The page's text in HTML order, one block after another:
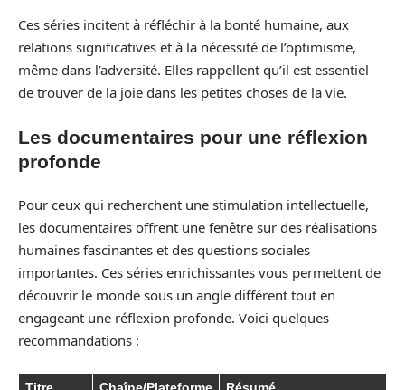
Ces séries incitent à réfléchir à la bonté humaine, aux
relations significatives et à la nécessité de l’optimisme,
même dans l’adversité. Elles rappellent qu’il est essentiel
de trouver de la joie dans les petites choses de la vie.
Les documentaires pour une réflexion
profonde
Pour ceux qui recherchent une stimulation intellectuelle,
les documentaires offrent une fenêtre sur des réalisations
humaines fascinantes et des questions sociales
importantes. Ces séries enrichissantes vous permettent de
découvrir le monde sous un angle différent tout en
engageant une réflexion profonde. Voici quelques
recommandations :